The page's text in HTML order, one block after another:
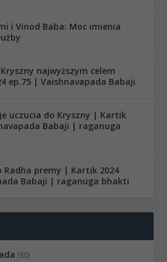
i Vinod Baba: Moc imienia
najwyższym celem
ep.75 | Vaishnavapada Babaji
uczucia do Kryszny | Kartik
Babaji | raganuga
Radha premy | Kartik 2024
Babaji | raganuga bhakti
(80)